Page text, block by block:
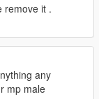
remove it .
any
mp male